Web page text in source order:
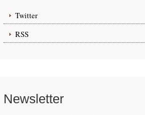
Twitter
RSS
Newsletter